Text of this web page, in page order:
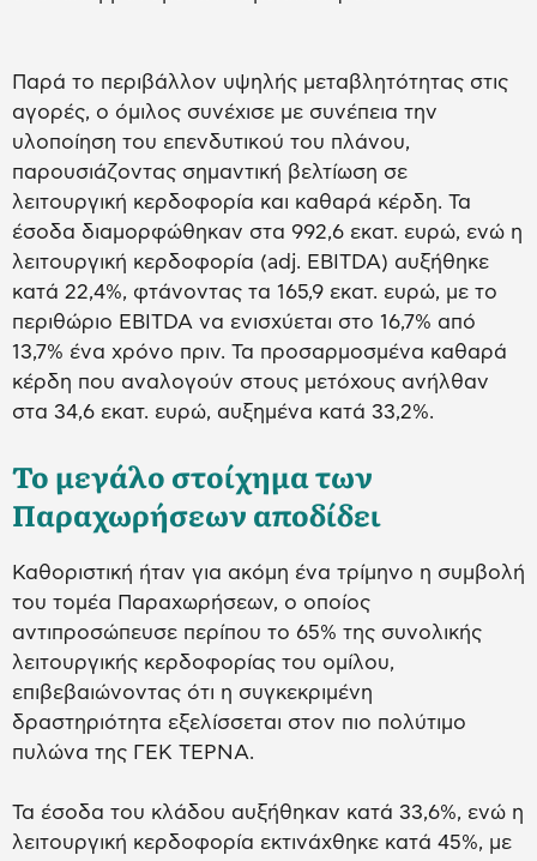
Παρά το περιβάλλον υψηλής μεταβλητότητας στις
αγορές, ο όμιλος συνέχισε με συνέπεια την
υλοποίηση του επενδυτικού του πλάνου,
παρουσιάζοντας σημαντική βελτίωση σε
λειτουργική κερδοφορία και καθαρά κέρδη. Τα
έσοδα διαμορφώθηκαν στα 992,6 εκατ. ευρώ, ενώ η
λειτουργική κερδοφορία (adj. EBITDA) αυξήθηκε
κατά 22,4%, φτάνοντας τα 165,9 εκατ. ευρώ, με το
περιθώριο EBITDA να ενισχύεται στο 16,7% από
13,7% ένα χρόνο πριν. Τα προσαρμοσμένα καθαρά
κέρδη που αναλογούν στους μετόχους ανήλθαν
στα 34,6 εκατ. ευρώ, αυξημένα κατά 33,2%.
Το μεγάλο στοίχημα των
Παραχωρήσεων αποδίδει
Καθοριστική ήταν για ακόμη ένα τρίμηνο η συμβολή
του τομέα Παραχωρήσεων, ο οποίος
αντιπροσώπευσε περίπου το 65% της συνολικής
λειτουργικής κερδοφορίας του ομίλου,
επιβεβαιώνοντας ότι η συγκεκριμένη
δραστηριότητα εξελίσσεται στον πιο πολύτιμο
πυλώνα της ΓΕΚ ΤΕΡΝΑ.
Τα έσοδα του κλάδου αυξήθηκαν κατά 33,6%, ενώ η
λειτουργική κερδοφορία εκτινάχθηκε κατά 45%, με